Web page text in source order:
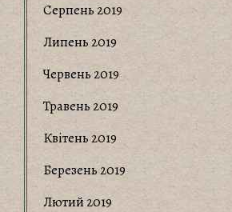
Серпень 2019
Липень 2019
Червень 2019
Травень 2019
Квітень 2019
Березень 2019
Лютий 2019